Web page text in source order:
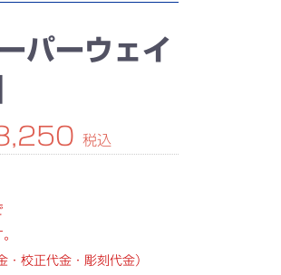
パーウェイ
税込
校正代金・彫刻代金）